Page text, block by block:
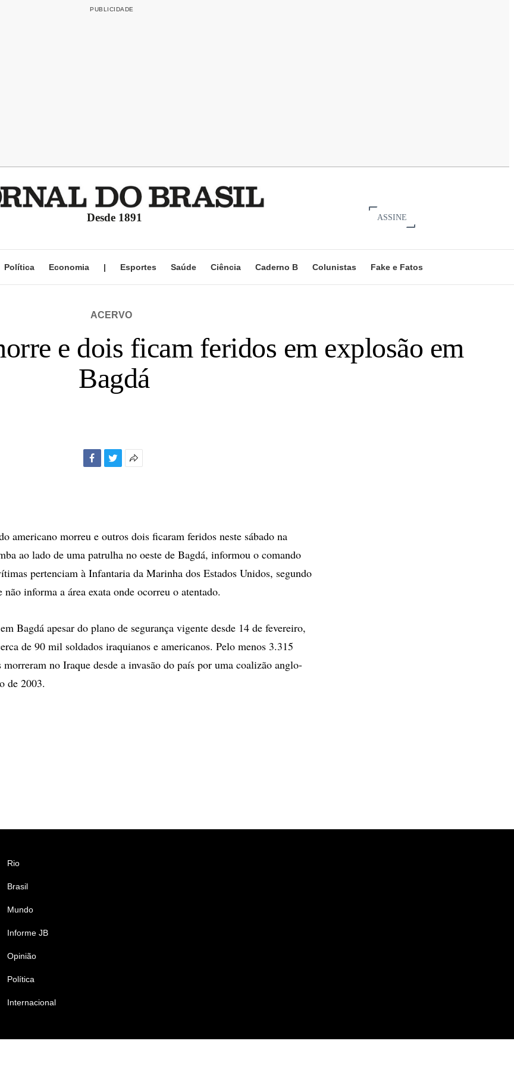
Desde 1891 ASSINE
Política Economia | Esportes Saúde Ciência Caderno B Colunistas Fake e Fatos
ACERVO
e dois ficam feridos em explosão em
Bagdá
americano morreu e outros dois ficaram feridos neste sábado na
ao lado de uma patrulha no oeste de Bagdá, informou o comando
pertenciam à Infantaria da Marinha dos Estados Unidos, segundo
informa a área exata onde ocorreu o atentado.
Bagdá apesar do plano de segurança vigente desde 14 de fevereiro,
de 90 mil soldados iraquianos e americanos. Pelo menos 3.315
morreram no Iraque desde a invasão do país por uma coalizão anglo-
de 2003.
Rio
Brasil
Mundo
Informe JB
Opinião
Política
Internacional